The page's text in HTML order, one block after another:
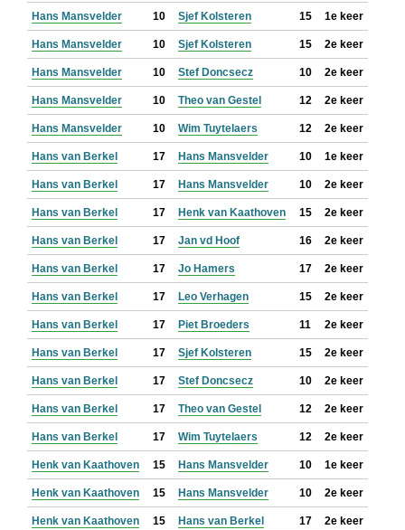
Hans Mansvelder 10 Sjef Kolsteren 15 1e keer
Hans Mansvelder 10 Sjef Kolsteren 15 2e keer
Hans Mansvelder 10 Stef Doncsecz 10 2e keer
Hans Mansvelder 10 Theo van Gestel 12 2e keer
Hans Mansvelder 10 Wim Tuytelaers 12 2e keer
Hans van Berkel 17 Hans Mansvelder 10 1e keer
Hans van Berkel 17 Hans Mansvelder 10 2e keer
Hans van Berkel 17 Henk van Kaathoven 15 2e keer
Hans van Berkel 17 Jan vd Hoof 16 2e keer
Hans van Berkel 17 Jo Hamers 17 2e keer
Hans van Berkel 17 Leo Verhagen 15 2e keer
Hans van Berkel 17 Piet Broeders 11 2e keer
Hans van Berkel 17 Sjef Kolsteren 15 2e keer
Hans van Berkel 17 Stef Doncsecz 10 2e keer
Hans van Berkel 17 Theo van Gestel 12 2e keer
Hans van Berkel 17 Wim Tuytelaers 12 2e keer
Henk van Kaathoven 15 Hans Mansvelder 10 1e keer
Henk van Kaathoven 15 Hans Mansvelder 10 2e keer
Henk van Kaathoven 15 Hans van Berkel 17 2e keer